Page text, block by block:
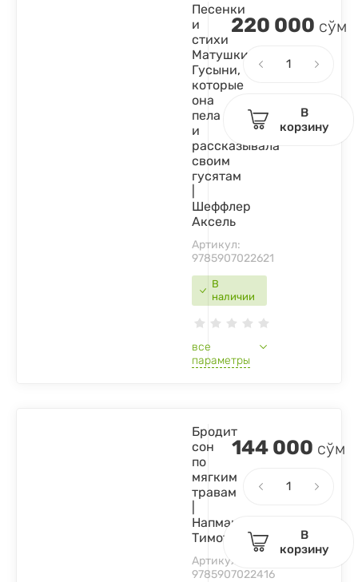
В
наличии
Песенки
и
стихи
Матушки
Гусыни,
которые
она
пела
и
рассказывала
своим
гусятам
Шеффлер
Аксель
Артикул:
9785907022621
все
параметры
220 000 сўм
В
корзину
Бродит
сон
по
мягким
травам
Напман
Тимоти
Артикул:
9785907022416
144 000 сўм
В
корзину